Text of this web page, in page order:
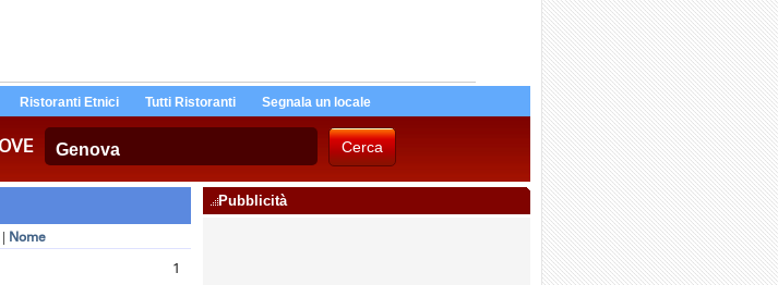
Ristoranti Etnici Tutti Ristoranti Segnala un locale
Nome
1
Pubblicità